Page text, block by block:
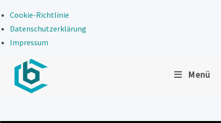
Cookie-Richtlinie
Datenschutzerklärung
Impressum
Menü